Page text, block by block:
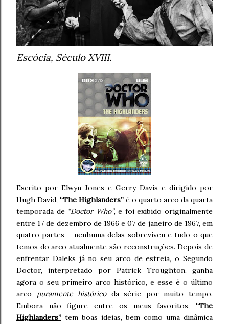
Escócia, Século XVIII.
Escrito por Elwyn Jones e Gerry Davis e dirigido por
Hugh David, “The Highlanders” é o quarto arco da quarta
temporada de “Doctor Who”, e foi exibido originalmente
entre 17 de dezembro de 1966 e 07 de janeiro de 1967, em
quatro partes – nenhuma delas sobreviveu e tudo o que
temos do arco atualmente são reconstruções. Depois de
enfrentar Daleks já no seu arco de estreia, o Segundo
Doctor, interpretado por Patrick Troughton, ganha
agora o seu primeiro arco histórico, e esse é o último
arco puramente históricoda série por muito tempo.
Embora não figure entre os meus favoritos, “The
Highlanders” tem boas ideias, bem como uma dinâmica